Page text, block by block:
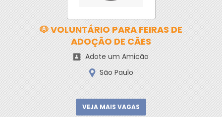
🐶 VOLUNTÁRIO PARA FEIRAS DE
ADOÇÃO DE CÃES
Adote um Amicão
São Paulo
VEJA MAIS VAGAS